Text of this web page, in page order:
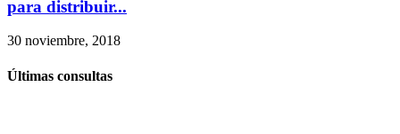
para distribuir...
30 noviembre, 2018
Últimas consultas